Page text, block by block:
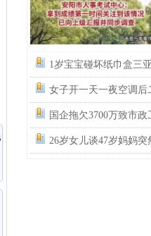
26岁女儿谈47岁
这是没给孩子
民政局没有通
1岁宝宝碰坏纸巾盒三
酒店索赔924
女子开一天一夜空调
吹空调中毒
国企拖欠3700万致市
3700万工程款
26岁女儿谈47岁妈妈